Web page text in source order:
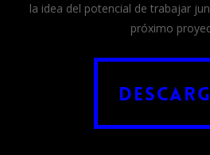
la idea del potencial de trabajar
próximo
Descargar